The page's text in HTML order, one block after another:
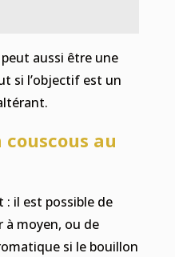
aussi être une
si l’objectif est un
au
: il est possible de
à moyen, ou de
si le bouillon